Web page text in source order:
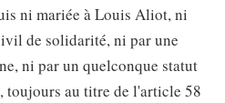
ni mariée à Louis Aliot, ni
de solidarité, ni par une
ni par un quelconque statut
toujours au titre de l'article 58